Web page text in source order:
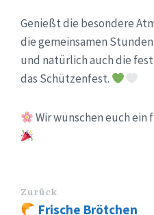
Genießt die besondere
die gemeinsamen
und natürlich auch die
das Schützenfest.
Wir wünschen euch
Zurück
Frische Brötchen